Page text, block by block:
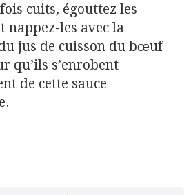
cuits, égouttez les
nappez-les avec la
jus de cuisson du bœuf
qu’ils s’enrobent
de cette sauce